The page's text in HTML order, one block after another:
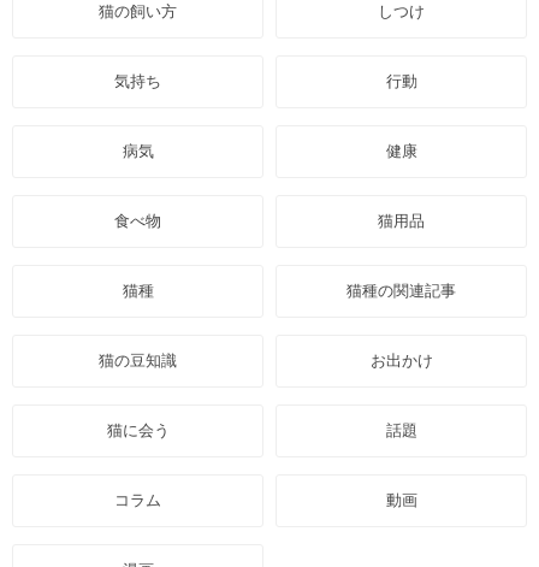
猫の飼い方 しつけ
気持ち 行動
病気 健康
食べ物 猫用品
猫種 猫種の関連記事
猫の豆知識 お出かけ
猫に会う 話題
コラム 動画